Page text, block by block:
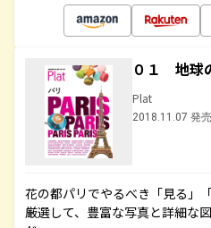
０１ 地球
Plat
2018.11.07 発売
花の都パリでやるべき「見る」
厳選して、豊富な写真と詳細な